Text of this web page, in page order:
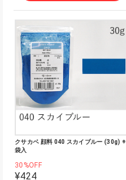
クサカベ 顔料 040 スカイブルー (30g) ※
袋入
30%OFF
¥424